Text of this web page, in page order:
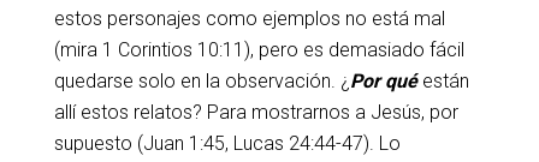
estos personajes como ejemplos no está mal
(mira 1 Corintios 10:11), pero es demasiado fácil
quedarse solo en la observación. ¿ Por quéestán
allí estos relatos? Para mostrarnos a Jesús, por
supuesto (Juan 1:45, Lucas 24:44-47). Lo